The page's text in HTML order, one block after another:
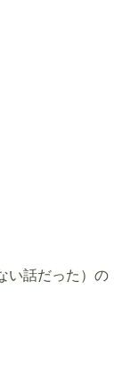
い話だった）の